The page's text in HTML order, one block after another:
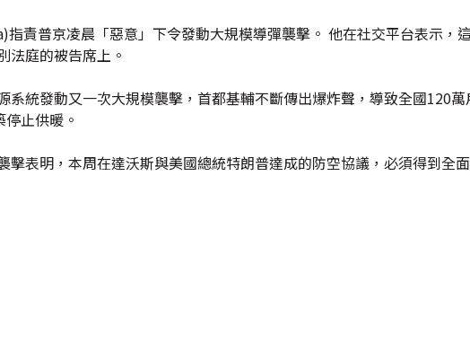
責普京凌晨「惡意」下令發動大規模導彈襲擊。 他在社交平台表示，
法庭的被告席上。
系統發動又一次大規模襲擊，首都基輔不斷傳出爆炸聲，導致全國120
止供暖。
擊表明，本周在達沃斯與美國總統特朗普達成的防空協議，必須得到全